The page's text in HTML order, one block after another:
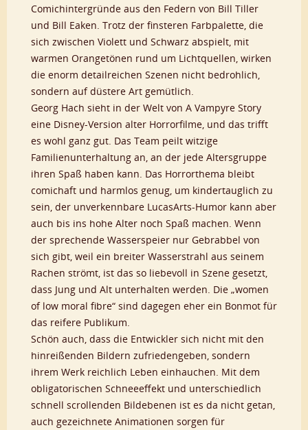
Comichintergründe aus den Federn von Bill Tiller
und Bill Eaken. Trotz der finsteren Farbpalette, die
sich zwischen Violett und Schwarz abspielt, mit
warmen Orangetönen rund um Lichtquellen, wirken
die enorm detailreichen Szenen nicht bedrohlich,
sondern auf düstere Art gemütlich.
Georg Hach sieht in der Welt von A Vampyre Story
eine Disney-Version alter Horrorfilme, und das trifft
es wohl ganz gut. Das Team peilt witzige
Familienunterhaltung an, an der jede Altersgruppe
ihren Spaß haben kann. Das Horrorthema bleibt
comichaft und harmlos genug, um kindertauglich zu
sein, der unverkennbare LucasArts-Humor kann aber
auch bis ins hohe Alter noch Spaß machen. Wenn
der sprechende Wasserspeier nur Gebrabbel von
sich gibt, weil ein breiter Wasserstrahl aus seinem
Rachen strömt, ist das so liebevoll in Szene gesetzt,
dass Jung und Alt unterhalten werden. Die „women
of low moral fibre“ sind dagegen eher ein Bonmot für
das reifere Publikum.
Schön auch, dass die Entwickler sich nicht mit den
hinreißenden Bildern zufriedengeben, sondern
ihrem Werk reichlich Leben einhauchen. Mit dem
obligatorischen Schneeeffekt und unterschiedlich
schnell scrollenden Bildebenen ist es da nicht getan,
auch gezeichnete Animationen sorgen für